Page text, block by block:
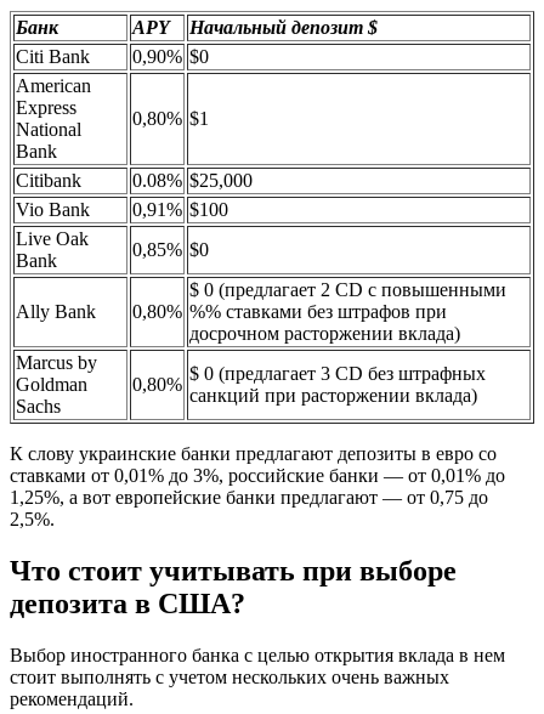
Банк APY
Начальный депозит $
Citi Bank
0,90% $0
American
Express
National
Bank
0,80% $1
Citibank 0.08% $25,000
Vio Bank
0,91% $100
Live Oak
Bank
0,85% $0
Ally Bank 0,80%
$ 0 (предлагает 2 CD с повышенными
%% ставками без штрафов при
досрочном расторжении вклада)
Marcus by
Goldman
Sachs
0,80%
$ 0 (предлагает 3 CD без штрафных
санкций при расторжении вклада)
К слову украинские банки предлагают депозиты в евро со
ставками от 0,01% до 3%, российские банки — от 0,01% до
1,25%, а вот европейские банки предлагают — от 0,75 до
2,5%.
Что стоит учитывать при выборе
депозита в США?
Выбор иностранного банка с целью открытия вклада в нем
стоит выполнять с учетом нескольких очень важных
рекомендаций.